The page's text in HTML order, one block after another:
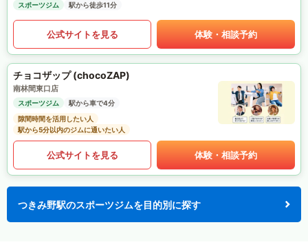
スポーツジム 駅から徒歩11分
公式サイトを見る 体験・相談予約
チョコザップ (chocoZAP)
南林間東口店
スポーツジム
駅から車で4分
隙間時間を活用したい人
駅から5分以内のジムに通いたい人
公式サイトを見る 体験・相談予約
つきみ野駅のスポーツジムを目的別に探す